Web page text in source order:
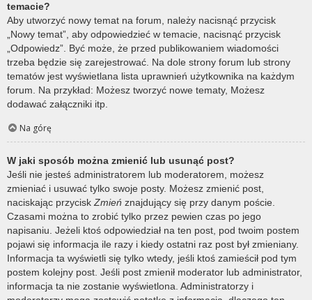
temacie?
Aby utworzyć nowy temat na forum, należy nacisnąć przycisk
„Nowy temat”, aby odpowiedzieć w temacie, nacisnąć przycisk
„Odpowiedz”. Być może, że przed publikowaniem wiadomości
trzeba będzie się zarejestrować. Na dole strony forum lub strony
tematów jest wyświetlana lista uprawnień użytkownika na każdym
forum. Na przykład: Możesz tworzyć nowe tematy, Możesz
dodawać załączniki itp.
Na górę
W jaki sposób można zmienić lub usunąć post?
Jeśli nie jesteś administratorem lub moderatorem, możesz
zmieniać i usuwać tylko swoje posty. Możesz zmienić post,
naciskając przycisk Zmień znajdujący się przy danym poście.
Czasami można to zrobić tylko przez pewien czas po jego
napisaniu. Jeżeli ktoś odpowiedział na ten post, pod twoim postem
pojawi się informacja ile razy i kiedy ostatni raz post był zmieniany.
Informacja ta wyświetli się tylko wtedy, jeśli ktoś zamieścił pod tym
postem kolejny post. Jeśli post zmienił moderator lub administrator,
informacja ta nie zostanie wyświetlona. Administratorzy i